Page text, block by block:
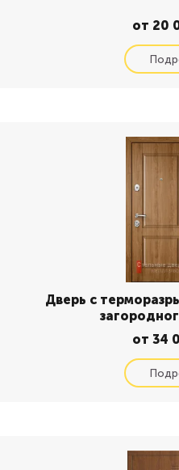
от 20
Дверь с
от 34